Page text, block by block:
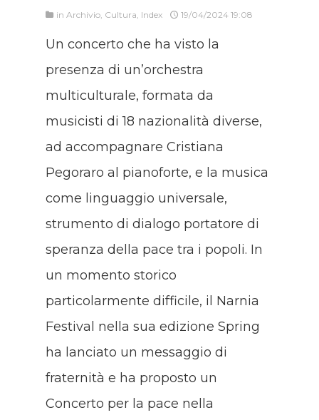
in Archivio Cultura Index 19/04/2024 19:08
Un concerto che ha visto la
presenza di un’orchestra
multiculturale, formata da
musicisti di 18 nazionalità diverse,
ad accompagnare Cristiana
Pegoraro al pianoforte, e la musica
come linguaggio universale,
strumento di dialogo portatore di
speranza della pace tra i popoli. In
un momento storico
particolarmente difficile, il Narnia
Festival nella sua edizione Spring
ha lanciato un messaggio di
fraternità e ha proposto un
Concerto per la pace nella